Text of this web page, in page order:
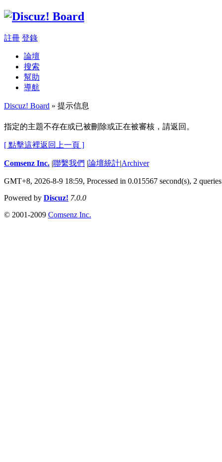
註冊 登錄
論壇
搜索
幫助
導航
Discuz! Board » 提示信息
指定的主題不存在或已被刪除或正在被審核，請返回。
[ 點擊這裡返回上一頁 ]
Comsenz Inc. |聯繫我們 |論壇統計|Archiver
GMT+8, 2026-8-9 18:59, Processed in 0.015567 second(s), 2 queries
Powered by Discuz! 7.0.0
© 2001-2009 Comsenz Inc.